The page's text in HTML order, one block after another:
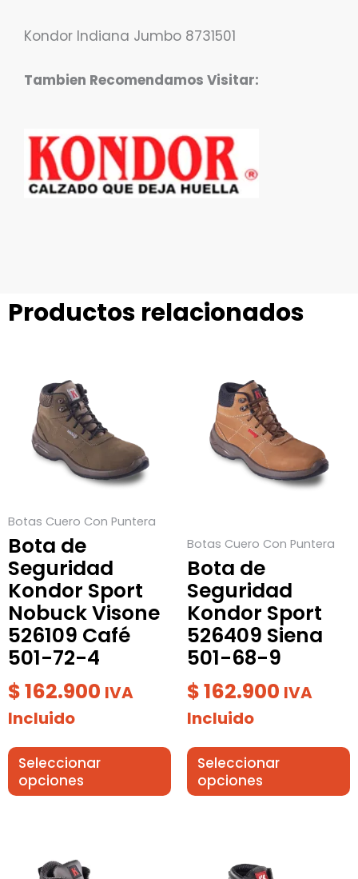
Kondor Indiana Jumbo 8731501
Tambien Recomendamos Visitar:
Productos relacionados
Botas Cuero Con Puntera
Bota de
Seguridad
Kondor Sport
Nobuck Visone
526109 Café
501-72-4
$162.900 IVA
Incluido
Seleccionar
opciones
tiene
múltiples
variantes.
pueden
elegir
en
la
página
de
producto
Botas Cuero Con Puntera
Bota de
Seguridad
Kondor Sport
526409 Siena
501-68-9
$162.900 IVA
Incluido
Seleccionar
opciones
tiene
múltiples
variantes.
elegir
en
la
página
de
producto
producto
producto